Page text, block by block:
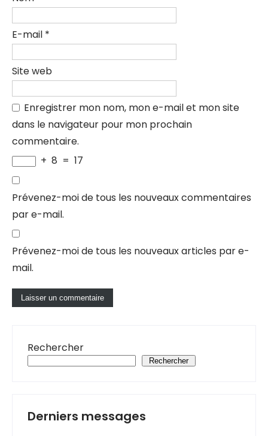
E-mail *
Site web
Enregistrer mon nom, mon e-mail et mon site
dans le navigateur pour mon prochain
commentaire.
+ 8 = 17
Prévenez-moi de tous les nouveaux commentaires
par e-mail.
Prévenez-moi de tous les nouveaux articles par e-
mail.
Rechercher
Rechercher
Derniers messages